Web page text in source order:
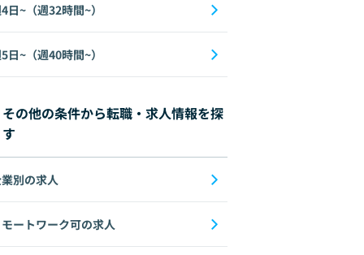
日~（週32時間~）
日~（週40時間~）
その他の条件から転職・求人情報を探
す
別の求人
モートワーク可の求人